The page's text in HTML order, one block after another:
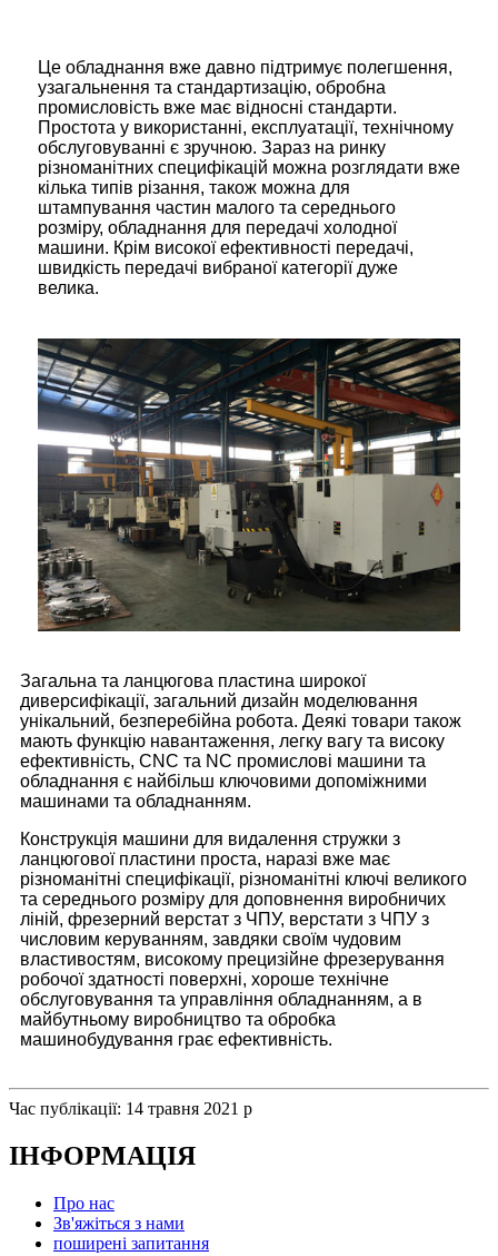
Це обладнання вже давно підтримує полегшення,
узагальнення та стандартизацію, обробна
промисловість вже має відносні стандарти.
Простота у використанні, експлуатації, технічному
обслуговуванні є зручною. Зараз на ринку
різноманітних специфікацій можна розглядати вже
кілька типів різання, також можна для
штампування частин малого та середнього
розміру, обладнання для передачі холодної
машини. Крім високої ефективності передачі,
швидкість передачі вибраної категорії дуже
велика.
Загальна та ланцюгова пластина широкої
диверсифікації, загальний дизайн моделювання
унікальний, безперебійна робота. Деякі товари також
мають функцію навантаження, легку вагу та високу
ефективність, CNC та NC промислові машини та
обладнання є найбільш ключовими допоміжними
машинами та обладнанням.
Конструкція машини для видалення стружки з
ланцюгової пластини проста, наразі вже має
різноманітні специфікації, різноманітні ключі великого
та середнього розміру для доповнення виробничих
ліній, фрезерний верстат з ЧПУ, верстати з ЧПУ з
числовим керуванням, завдяки своїм чудовим
властивостям, високому прецизійне фрезерування
робочої здатності поверхні, хороше технічне
обслуговування та управління обладнанням, а в
майбутньому виробництво та обробка
машинобудування грає ефективність.
Час публікації: 14 травня 2021 р
ІНФОРМАЦІЯ
Про нас
Зв'яжіться з нами
поширені запитання